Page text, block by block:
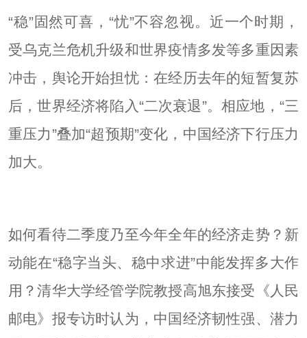
“稳”固然可喜，“忧”不容忽视。近一个时期，
受乌克兰危机升级和世界疫情多发等多重因素
冲击，舆论开始担忧：在经历去年的短暂复苏
后，世界经济将陷入“二次衰退”。相应地，“三
重压力”叠加“超预期”变化，中国经济下行压力
加大。
如何看待二季度乃至今年全年的经济走势？新
动能在“稳字当头、稳中求进”中能发挥多大作
用？清华大学经管学院教授高旭东接受《人民
邮电》报专访时认为，中国经济韧性强、潜力